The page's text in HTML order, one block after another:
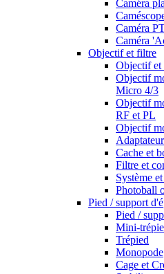
Caméra
Caméra
Caméra
Objectif et filtre
Objectif
Objectif
Micro 4/3
Objectif
RF et PL
Objectif
Cache et
Filtre et
Système
Photoball
Pied / support
Pied /
Mini-
Trépied
Monopode
Cage et